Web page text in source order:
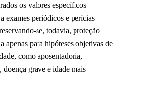
os valores específicos
exames periódicos e perícias
se, todavia, proteção
apenas para hipóteses objetivas de
como aposentadoria,
doença grave e idade mais